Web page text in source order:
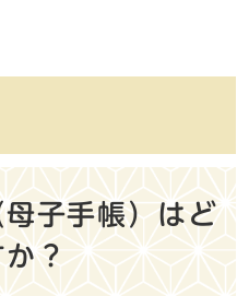
子手帳）はど
か？